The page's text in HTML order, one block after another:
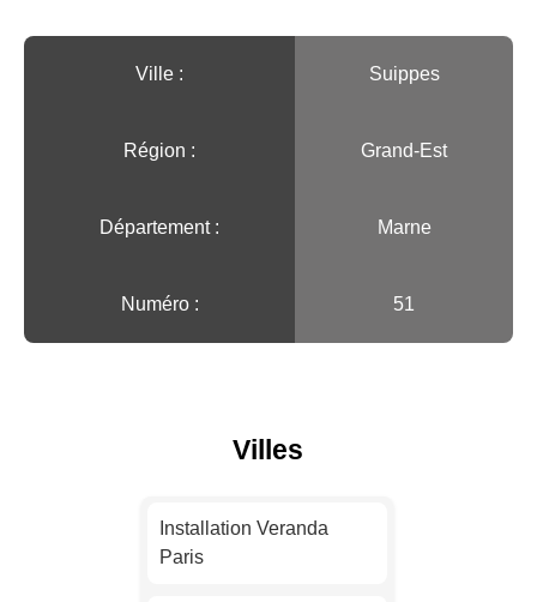
Ville :️ Suippes
Région :️ Grand-Est
Département : Marne
Numéro : 51
Villes
Installation Veranda
Paris